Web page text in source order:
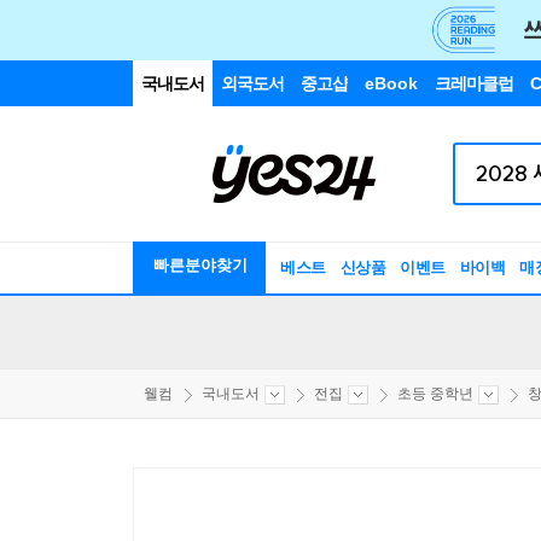
국내도서 외국도서 중고샵 eBook 크레마클럽
빠른분야찾기 베스트 신상품 이벤트 바이백 매
웰컴 국내도서 전집 초등 중학년